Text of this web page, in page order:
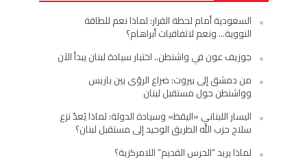
السعودية أمام لحظة القرار: لماذا نعم للطاقة
النووية… ونعم لاتفاقيات أبراهام؟
جوزيف عون في واشنطن.. اختبار سيادة لبنان يبدأ الآن
من دمشق إلى بيروت: صراع الرؤى بين باريس
وواشنطن حول مستقبل لبنان
اليسار اللبناني «اليقظ» وسيادة الدولة: لماذا يُعدّ نزع
سلاح حزب الله الطريق الوحيد إلى مستقبل لبنان؟
لماذا يريد “الحرس القديم” اللامركزية؟